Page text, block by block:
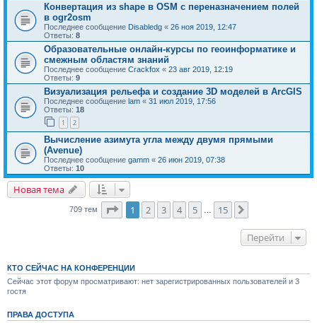
Конвертация из shape в OSM с переназначением полей
в ogr2osm
Последнее сообщение Disabledg « 26 ноя 2019, 12:47
Ответы: 8
Образовательные онлайн-курсы по геоинформатике и
смежным областям знаний
Последнее сообщение Crackfox « 23 авг 2019, 12:19
Ответы: 9
Визуализация рельефа и создание 3D моделей в ArcGIS
Последнее сообщение lam « 31 июл 2019, 17:56
Ответы: 18
1 2
Вычисление азимута угла между двумя прямыми
(Avenue)
Последнее сообщение gamm « 26 июн 2019, 07:38
Ответы: 10
Новая тема
709 тем Страница1 из
1 2 3 4 5 15
Перейти
КТО СЕЙЧАС НА КОНФЕРЕНЦИИ
Сейчас этот форум просматривают: нет зарегистрированных пользователей и 3
гостя
ПРАВА ДОСТУПА